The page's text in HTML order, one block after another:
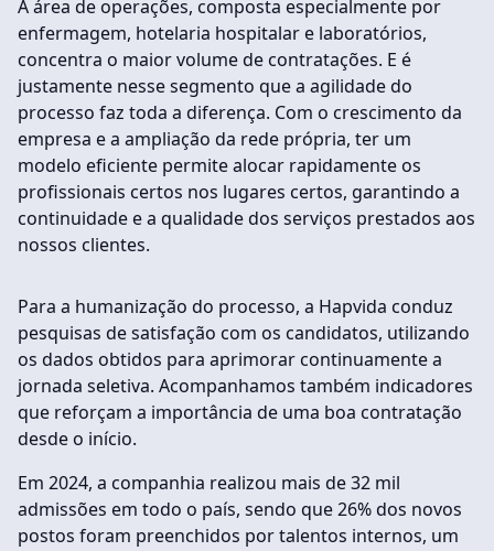
A área de operações, composta especialmente por
enfermagem, hotelaria hospitalar e laboratórios,
concentra o maior volume de contratações. E é
justamente nesse segmento que a agilidade do
processo faz toda a diferença. Com o crescimento da
empresa e a ampliação da rede própria, ter um
modelo eficiente permite alocar rapidamente os
profissionais certos nos lugares certos, garantindo a
continuidade e a qualidade dos serviços prestados aos
nossos clientes.
Para a humanização do processo, a Hapvida conduz
pesquisas de satisfação com os candidatos, utilizando
os dados obtidos para aprimorar continuamente a
jornada seletiva. Acompanhamos também indicadores
que reforçam a importância de uma boa contratação
desde o início.
Em 2024, a companhia realizou mais de 32 mil
admissões em todo o país, sendo que 26% dos novos
postos foram preenchidos por talentos internos, um